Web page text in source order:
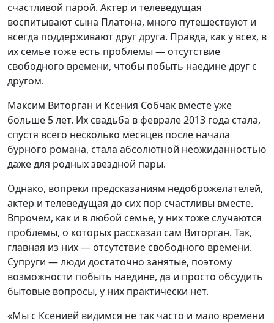
счастливой парой. Актер и телеведущая
воспитывают сына Платона, много путешествуют и
всегда поддерживают друг друга. Правда, как у всех, в
их семье тоже есть проблемы — отсутствие
свободного времени, чтобы побыть наедине друг с
другом.
Максим Виторган и Ксения Собчак вместе уже
больше 5 лет. Их свадьба в феврале 2013 года стала,
спустя всего несколько месяцев после начала
бурного романа, стала абсолютной неожиданностью
даже для родных звездной пары.
Однако, вопреки предсказаниям недоброжелателей,
актер и телеведущая до сих пор счастливы вместе.
Впрочем, как и в любой семье, у них тоже случаются
проблемы, о которых рассказал сам Виторган. Так,
главная из них — отсутствие свободного времени.
Супруги — люди достаточно занятые, поэтому
возможности побыть наедине, да и просто обсудить
бытовые вопросы, у них практически нет.
«Мы с Ксенией видимся не так часто и мало времени